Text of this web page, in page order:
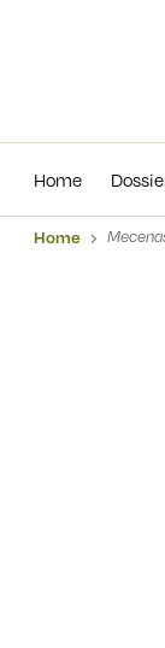
Home
Home